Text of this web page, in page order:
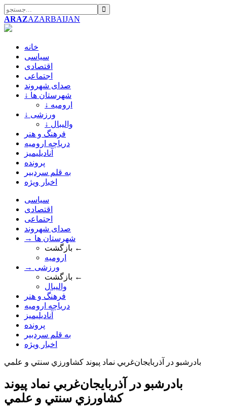
ARAZAZARBAIJAN
خانه
سیاسی
اقتصادی
اجتماعی
صدای شهروند
↓ شهرستان ها
↓ ارومیه
↓ ورزشی
↓ والیبال
فرهنگ و هنر
دریاچه ارومیه
آنادیلیمیز
پرونده
به قلم سردبیر
اخبار ویژه
سیاسی
اقتصادی
اجتماعی
صدای شهروند
→ شهرستان ها
بازگشت ←
ارومیه
→ ورزشی
بازگشت ←
والیبال
فرهنگ و هنر
دریاچه ارومیه
آنادیلیمیز
پرونده
به قلم سردبیر
اخبار ویژه
بادرشبو در آذربايجان‌غربي نماد پيوند کشاورزي سنتي و علمي
بادرشبو در آذربايجان‌غربي نماد پيوند
کشاورزي سنتي و علمي